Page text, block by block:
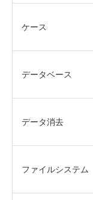
ケース
データベース
データ消去
ファイルシステム